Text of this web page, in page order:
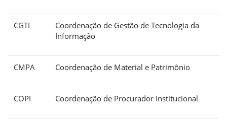
CGTI
Coordenação de Gestão de Tecnologia da
Informação
CMPA Coordenação de Material e Patrimônio
COPI Coordenação de Procurador Institucional